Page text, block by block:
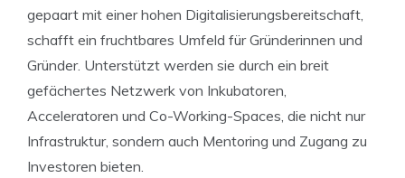
gepaart mit einer hohen Digitalisierungsbereitschaft,
schafft ein fruchtbares Umfeld für Gründerinnen und
Gründer. Unterstützt werden sie durch ein breit
gefächertes Netzwerk von Inkubatoren,
Acceleratoren und Co-Working-Spaces, die nicht nur
Infrastruktur, sondern auch Mentoring und Zugang zu
Investoren bieten.